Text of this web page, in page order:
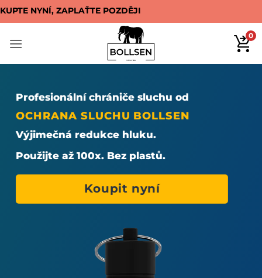
Přeskočit
na
KUPTE NYNÍ, ZAPLAŤTE POZDĚJI
0
Profesionální chrániče sluchu od
OCHRANA SLUCHU BOLLSEN
Výjimečná redukce hluku.
Použijte až 100x. Bez plastů.
Koupit nyní